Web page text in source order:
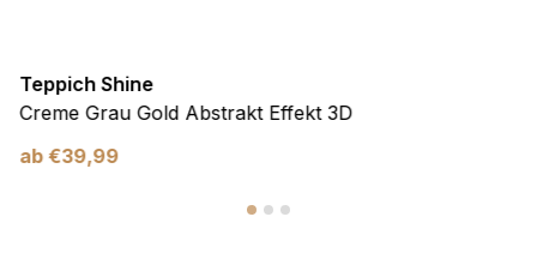
Teppich Shine
Creme Grau Gold Abstrakt Effekt 3D
ab €39,99